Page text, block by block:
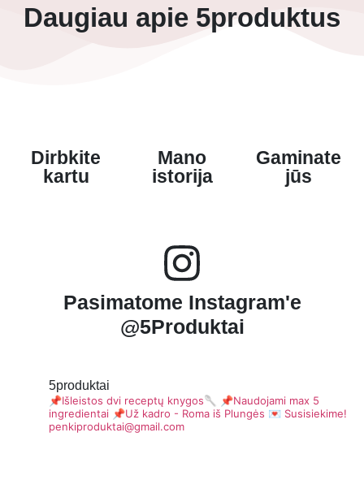
Daugiau apie 5produktus
Dirbkite
kartu
Mano
istorija
Gaminate
jūs
Pasimatome Instagram'e
@5Produktai
5produktai
📌Išleistos dvi receptų knygos🥄
📌Naudojami max 5
ingredientai 📌Už kadro - Roma iš Plungės 💌 Susisiekime!
penkiproduktai@gmail.com